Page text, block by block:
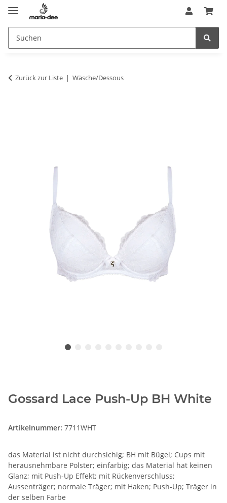
Zurück zur Liste Wäsche/Dessous
Gossard Lace Push-Up BH White
Artikelnummer: 7711WHT
das Material ist nicht durchsichig; BH mit Bügel; Cups mit
herausnehmbare Polster; einfarbig; das Material hat keinen
Glanz; mit Push-Up Effekt; mit Rückenverschluss;
Aussenträger; normale Träger; mit Haken; Push-Up; Träger in
der selben Farbe